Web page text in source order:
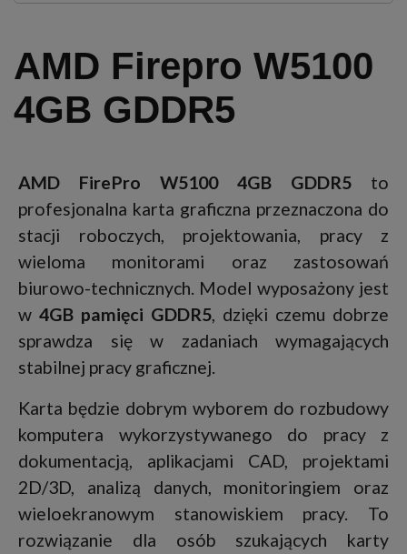
AMD Firepro W5100
4GB GDDR5
AMD FirePro W5100 4GB GDDR5 to
profesjonalna karta graficzna przeznaczona do
stacji roboczych, projektowania, pracy z
wieloma monitorami oraz zastosowań
biurowo-technicznych. Model wyposażony jest
w 4GB pamięci GDDR5, dzięki czemu dobrze
sprawdza się w zadaniach wymagających
stabilnej pracy graficznej.
Karta będzie dobrym wyborem do rozbudowy
komputera wykorzystywanego do pracy z
dokumentacją, aplikacjami CAD, projektami
2D/3D, analizą danych, monitoringiem oraz
wieloekranowym stanowiskiem pracy. To
rozwiązanie dla osób szukających karty